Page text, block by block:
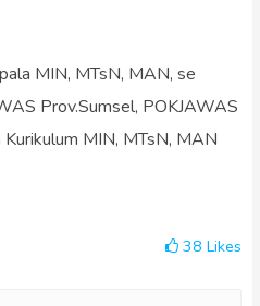
MIN, MTsN, MAN, se
Prov.Sumsel, POKJAWAS
MIN, MTsN, MAN
38Likes